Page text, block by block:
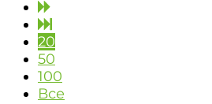
20
50
100
Все